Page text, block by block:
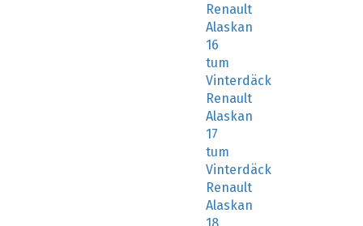
Renault
Alaskan
16
tum
Vinterdäck
Renault
Alaskan
17
tum
Vinterdäck
Renault
Alaskan
18